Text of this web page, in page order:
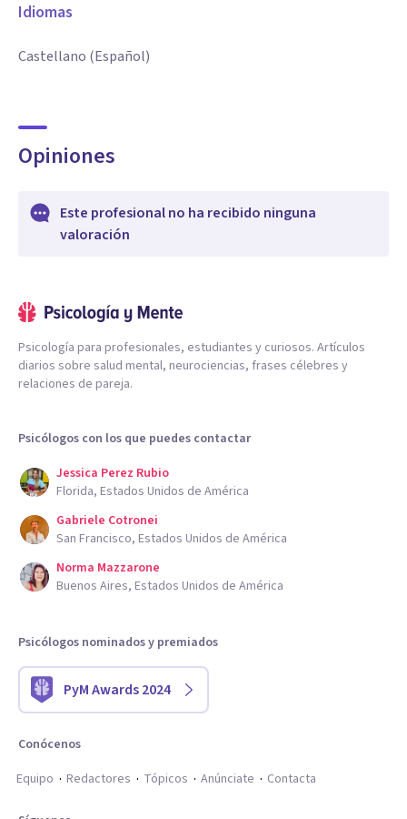
Idiomas
Castellano (Español)
Opiniones
Este profesional no ha recibido ninguna
valoración
Psicología para profesionales, estudiantes y curiosos. Artículos
diarios sobre salud mental, neurociencias, frases célebres y
relaciones de pareja.
Psicólogos con los que puedes contactar
Jessica Perez Rubio
Florida, Estados Unidos de América
Gabriele Cotronei
San Francisco, Estados Unidos de América
Norma Mazzarone
Buenos Aires, Estados Unidos de América
Psicólogos nominados y premiados
PyM Awards 2024
Conócenos
Equipo
Redactores Tópicos Anúnciate Contacta